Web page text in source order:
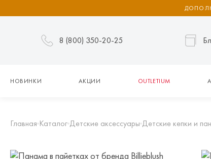
8 (800) 350-20-25
НОВИНКИ АКЦИИ OUTLETIUM
Главная Каталог Детские аксессуары Детские кепки и